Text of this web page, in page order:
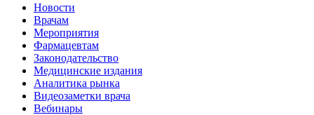
Новости
Врачам
Мероприятия
Фармацевтам
Законодательство
Медицинские издания
Аналитика рынка
Видеозаметки врача
Вебинары